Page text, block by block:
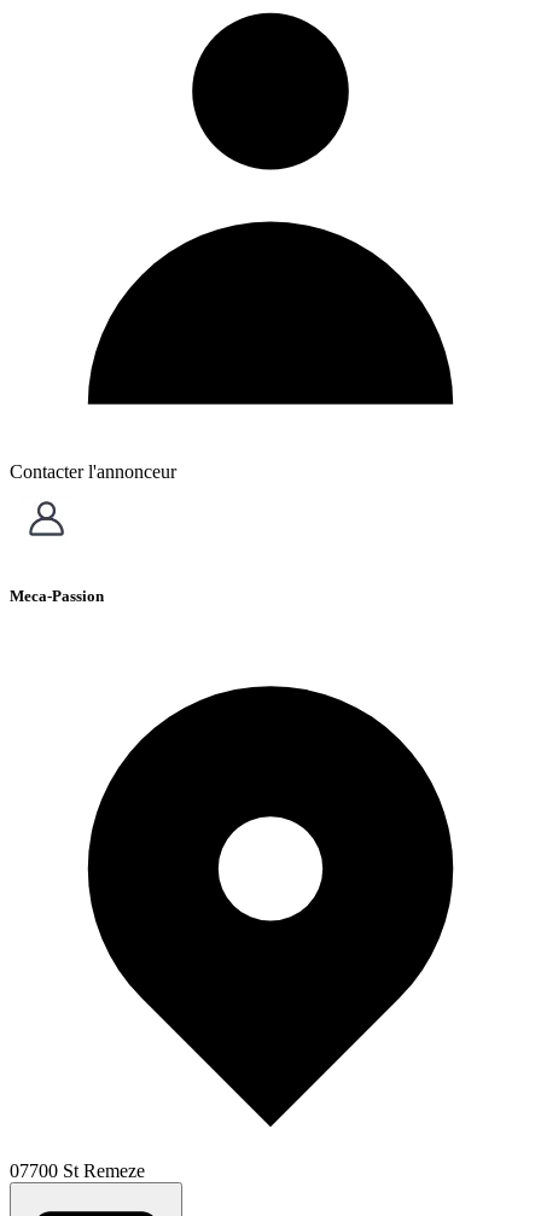
Contacter l'annonceur
Meca-Passion
07700 St Remeze